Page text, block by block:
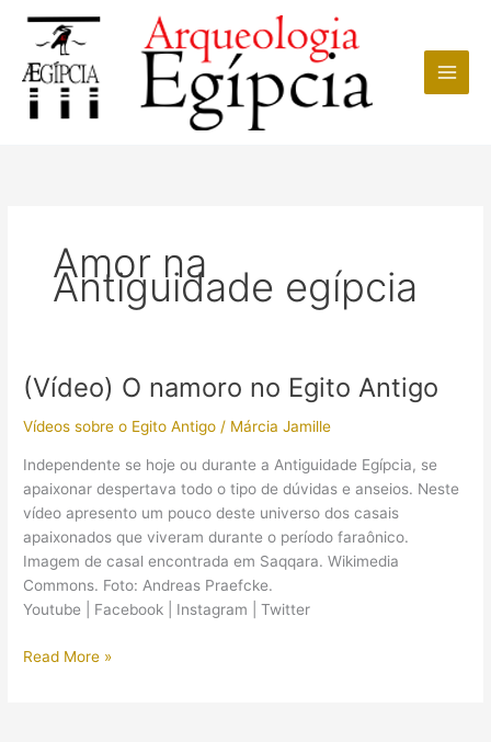
conteúdo
Amor na
Antiguidade egípcia
(Vídeo) O namoro no Egito Antigo
Vídeos sobre o Egito Antigo / Márcia Jamille
Independente se hoje ou durante a Antiguidade Egípcia, se
apaixonar despertava todo o tipo de dúvidas e anseios. Neste
vídeo apresento um pouco deste universo dos casais
apaixonados que viveram durante o período faraônico.
Imagem de casal encontrada em Saqqara. Wikimedia
Commons. Foto: Andreas Praefcke.
Youtube | Facebook | Instagram | Twitter
(Vídeo)
Read More »